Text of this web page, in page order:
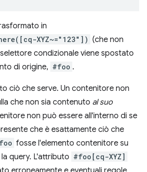
in
XYZ~="123"]) (che non
condizionale viene spostato
di origine, #foo .
ciò che serve. Un contenitore non
che non sia contenuto al suo
non può essere all'interno di se
che è esattamente ciò che
fosse l'elemento contenitore su
query. L'attributo #foo[cq-XYZ]